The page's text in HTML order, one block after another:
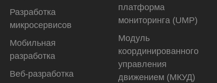
Разработка
микросервисов
Мобильная
разработка
Веб-разработка
платформа
мониторинга (UMP)
Модуль
координированного
управления
движением (МКУД)